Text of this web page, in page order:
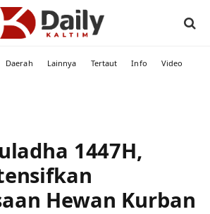
Daerah Lainnya Tertaut Info Video
1447H,
Hewan Kurban